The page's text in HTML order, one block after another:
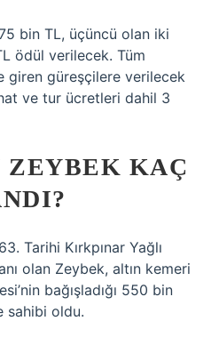
bin TL, üçüncü olan iki
ödül verilecek. Tüm
giren güreşçilere verilecek
ve tur ücretleri dahil 3
ZEYBEK KAÇ
Tarihi Kırkpınar Yağlı
olan Zeybek, altın kemeri
bağışladığı 550 bin
sahibi oldu.